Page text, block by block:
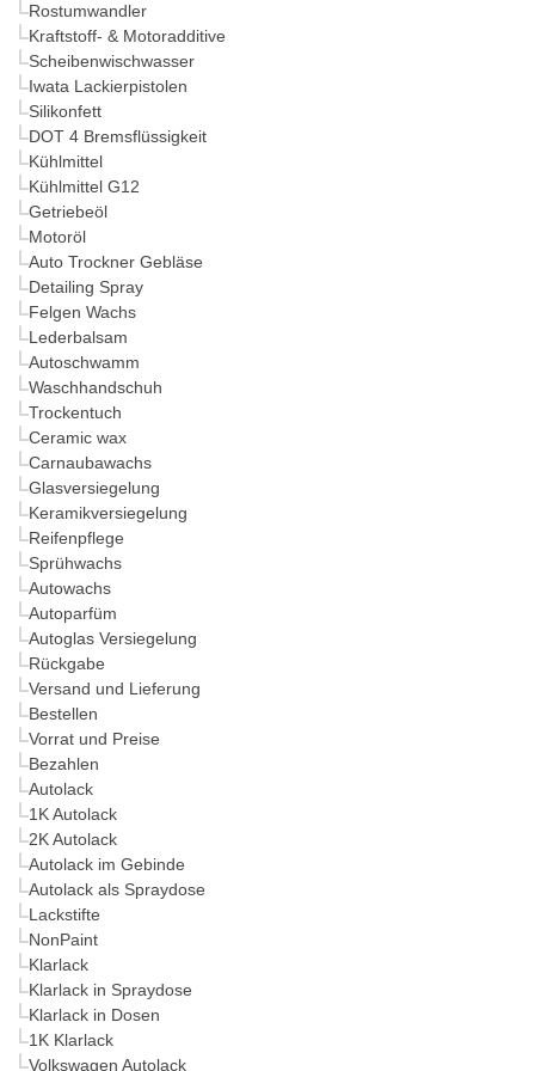
Rostumwandler
Kraftstoff- & Motoradditive
Scheibenwischwasser
Iwata Lackierpistolen
Silikonfett
DOT 4 Bremsflüssigkeit
Kühlmittel
Kühlmittel G12
Getriebeöl
Motoröl
Auto Trockner Gebläse
Detailing Spray
Felgen Wachs
Lederbalsam
Autoschwamm
Waschhandschuh
Trockentuch
Ceramic wax
Carnaubawachs
Glasversiegelung
Keramikversiegelung
Reifenpflege
Sprühwachs
Autowachs
Autoparfüm
Autoglas Versiegelung
Rückgabe
Versand und Lieferung
Bestellen
Vorrat und Preise
Bezahlen
Autolack
1K Autolack
2K Autolack
Autolack im Gebinde
Autolack als Spraydose
Lackstifte
NonPaint
Klarlack
Klarlack in Spraydose
Klarlack in Dosen
1K Klarlack
Volkswagen Autolack